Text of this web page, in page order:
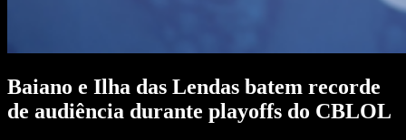
Baiano e Ilha das Lendas batem recorde
de audiência durante playoffs do CBLOL